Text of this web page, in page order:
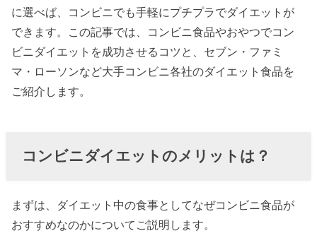
ットは？
» コンビ
ニ食品
はカロ
リー表
から
ニ1人用
食品で
に選べば、コンビニでも手軽にプチプラでダイエットが
できます。この記事では、コンビニ食品やおやつでコン
ビニダイエットを成功させるコツと、セブン・ファミ
マ・ローソンなど大手コンビニ各社のダイエット食品を
ご紹介します。
コンビニダイエットのメリットは？
まずは、ダイエット中の食事としてなぜコンビニ食品が
おすすめなのかについてご説明します。